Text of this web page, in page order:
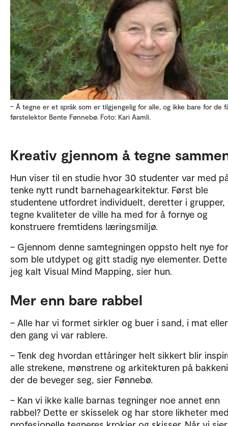
– Å tegne er et språk som er tilgjengelig for alle, og ikke bare for de
førstelektor Bente Fønnebø. Foto: Kari Aamli.
Kreativ gjennom å tegne
Hun viser til en studie hvor 30 studenter var med
tenke nytt rundt barnehagearkitektur. Først ble
studentene utfordret individuelt, deretter i grupper,
tegne kvaliteter de ville ha med for å fornye og
konstruere fremtidens læringsmiljø.
– Gjennom denne samtegningen oppsto helt nye
som ble utdypet og gitt stadig nye elementer.
jeg kalt Visual Mind Mapping, sier hun.
Mer enn bare rabbel
– Alle har vi formet sirkler og buer i sand, i mat
den gang vi var rablere.
– Tenk deg hvordan ettåringer helt sikkert blir
alle strekene, mønstrene og arkitekturen på
der de beveger seg, sier Fønnebø.
– Kan vi ikke kalle barnas tegninger noe annet enn
rabbel? Dette er skisselek og har store likheter